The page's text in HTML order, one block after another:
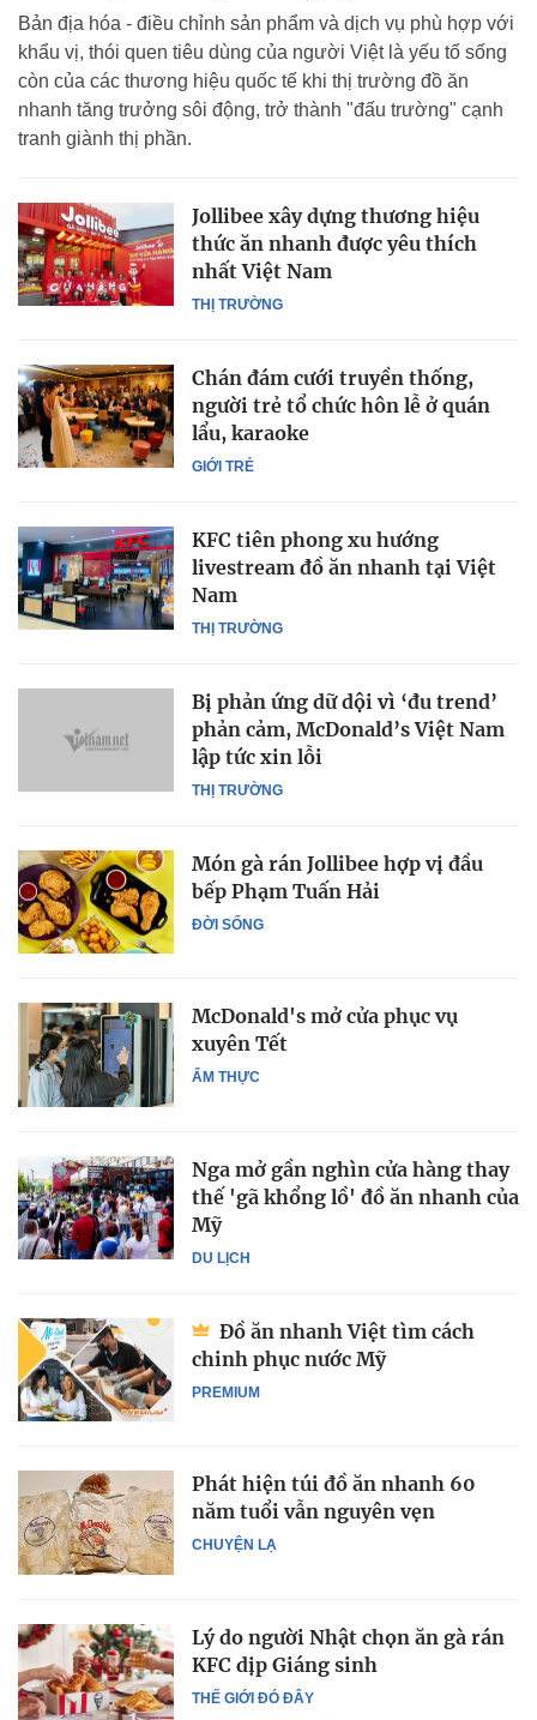
Bản địa hóa - điều chỉnh sản phẩm và dịch vụ phù hợp với
khẩu vị, thói quen tiêu dùng của người Việt là yếu tố sống
còn của các thương hiệu quốc tế khi thị trường đồ ăn
nhanh tăng trưởng sôi động, trở thành "đấu trường" cạnh
tranh giành thị phần.
THỊ TRƯỜNG
Jollibee xây dựng thương hiệu
thức ăn nhanh được yêu thích
nhất Việt Nam
GIỚI TRẺ
Chán đám cưới truyền thống,
người trẻ tổ chức hôn lễ ở quán
lẩu, karaoke
THỊ TRƯỜNG
KFC tiên phong xu hướng
livestream đồ ăn nhanh tại Việt
Nam
THỊ TRƯỜNG
Bị phản ứng dữ dội vì ‘đu trend’
phản cảm, McDonald’s Việt Nam
lập tức xin lỗi
ĐỜI SỐNG
Món gà rán Jollibee hợp vị đầu
bếp Phạm Tuấn Hải
ẨM THỰC
McDonald's mở cửa phục vụ
xuyên Tết
DU LỊCH
Nga mở gần nghìn cửa hàng thay
thế 'gã khổng lồ' đồ ăn nhanh của
Mỹ
PREMIUM
Đồ ăn nhanh Việt tìm cách
chinh phục nước Mỹ
CHUYỆN LẠ
Phát hiện túi đồ ăn nhanh 60
năm tuổi vẫn nguyên vẹn
THẾ GIỚI ĐÓ ĐÂY
Lý do người Nhật chọn ăn gà rán
KFC dịp Giáng sinh